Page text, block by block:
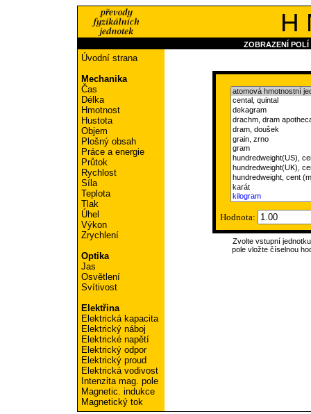
H
ZOBRAZENÍ POLÍ
Úvodní strana
Mechanika
Čas
Délka
Hmotnost
Hustota
Objem
Plošný obsah
Práce a energie
Průtok
Rychlost
Síla
Teplota
Tlak
Úhel
Výkon
Zrychlení
Optika
Jas
Osvětlení
Svítivost
Elektřina
Elektrická kapacita
Elektrický náboj
Elektrické napětí
Elektrický odpor
Elektrický proud
Elektrická vodivost
Intenzita mag. pole
Magnetic. indukce
Magnetický tok
Hodnota:
Zvolte vstupní
pole vložte číselnou